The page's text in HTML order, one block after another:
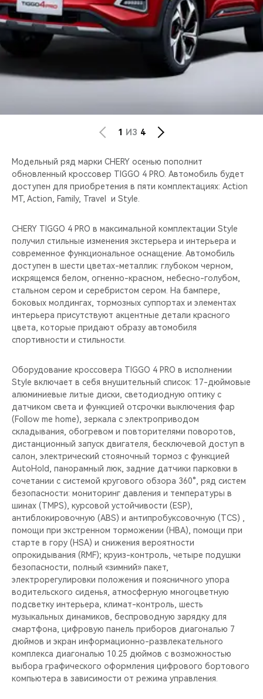
ВИДЕООБЗОРЫ
CHERY ДЛЯ ДЕТЕЙ
1 ИЗ 4
Модельный ряд марки CHERY осенью пополнит
обновленный кроссовер TIGGO 4 PRO. Автомобиль будет
доступен для приобретения в пяти комплектациях: Action
MT, Action, Family, Travel и Style.
CHERY TIGGO 4 PRO в максимальной комплектации Style
получил стильные изменения экстерьера и интерьера и
современное функциональное оснащение. Автомобиль
доступен в шести цветах-металлик: глубоком черном,
искрящемся белом, огненно-красном, небесно-голубом,
стальном сером и серебристом сером. На бампере,
боковых молдингах, тормозных суппортах и элементах
интерьера присутствуют акцентные детали красного
цвета, которые придают образу автомобиля
спортивности и стильности.
Оборудование кроссовера TIGGO 4 PRO в исполнении
Style включает в себя внушительный список: 17-дюймовые
алюминиевые литые диски, светодиодную оптику c
датчиком света и функцией отсрочки выключения фар
(Follow me home), зеркала с электроприводом
складывания, обогревом и повторителями поворотов,
дистанционный запуск двигателя, бесключевой доступ в
салон, электрический стояночный тормоз с функцией
AutoHold, панорамный люк, задние датчики парковки в
сочетании с системой кругового обзора 360°, ряд систем
безопасности: мониторинг давления и температуры в
шинах (TMPS), курсовой устойчивости (ESP),
антиблокировочную (ABS) и антипробуксовочную (TCS) ,
помощи при экстренном торможении (HBA), помощи при
старте в гору (HSA) и снижения вероятности
опрокидывания (RMF); круиз-контроль, четыре подушки
безопасности, полный «зимний» пакет,
электрорегулировки положения и поясничного упора
водительского сиденья, атмосферную многоцветную
подсветку интерьера, климат-контроль, шесть
музыкальных динамиков, беспроводную зарядку для
смартфона, цифровую панель приборов диагональю 7
дюймов и экран информационно-развлекательного
комплекса диагональю 10.25 дюймов с возможностью
выбора графического оформления цифрового бортового
компьютера в зависимости от режима управления.